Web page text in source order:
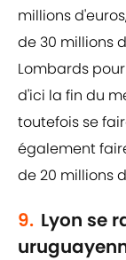
millions
de 30 millions
Lombards
d'ici la fin du
toutefois se
également
de 20 millions
9. Lyon se